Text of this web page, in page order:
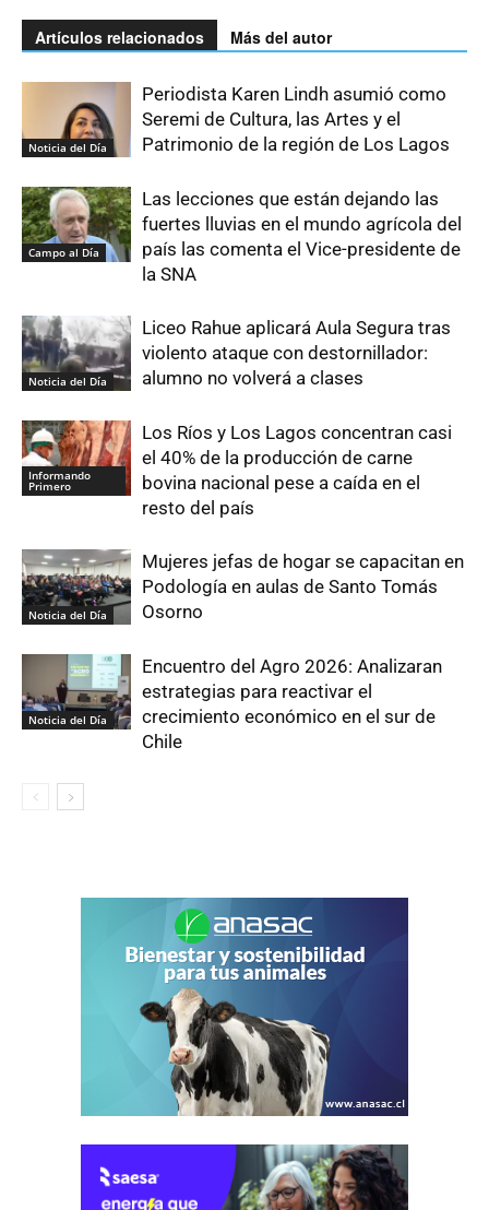
Artículos relacionados Más del autor
Noticia del Día
Periodista Karen Lindh asumió como
Seremi de Cultura, las Artes y el
Patrimonio de la región de Los Lagos
Campo al Día
Las lecciones que están dejando las
fuertes lluvias en el mundo agrícola del
país las comenta el Vice-presidente de
la SNA
Noticia del Día
Liceo Rahue aplicará Aula Segura tras
violento ataque con destornillador:
alumno no volverá a clases
Informando
Primero
Los Ríos y Los Lagos concentran casi
el 40% de la producción de carne
bovina nacional pese a caída en el
resto del país
Noticia del Día
Mujeres jefas de hogar se capacitan en
Podología en aulas de Santo Tomás
Osorno
Noticia del Día
Encuentro del Agro 2026: Analizaran
estrategias para reactivar el
crecimiento económico en el sur de
Chile